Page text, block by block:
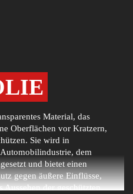
Material, das
Oberflächen vor Kratzern,
Sie wird in
dem
und bietet einen
gegen äußere Einflüsse,
Aussehen der geschützten